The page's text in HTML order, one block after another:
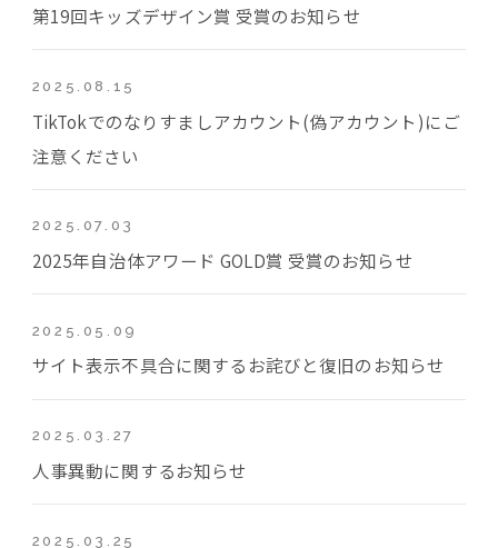
第19回キッズデザイン賞 受賞のお知らせ
2025.08.15
TikTokでのなりすましアカウント(偽アカウント)にご
注意ください
2025.07.03
2025年自治体アワード GOLD賞 受賞のお知らせ
2025.05.09
サイト表示不具合に関するお詫びと復旧のお知らせ
2025.03.27
人事異動に関するお知らせ
2025.03.25